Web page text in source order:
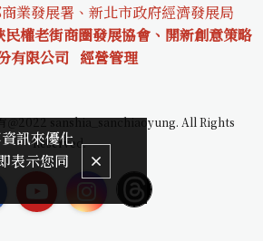
業發展署、新北市政府經濟發展局
權老街商圈發展協會、開新創意策略
有限公司 經營管理
有＠2022 sanshia_sanchiaoyung. All Rights
Reserved.
訊來優化
表示您同